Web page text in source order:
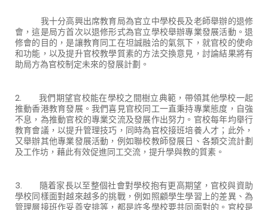
我十分高興出席教育局為官立中學校長及老師舉辦的退修
會，這是局方首次以退修形式為官立學校舉辦專業發展活動。退
修會的目的，是讓教育同工在坦誠融洽的氣氛下，就官校的使命
和功能，以及提升官校教學質素的方法交換意見，討論結果將有
助局方為官校制定未來的發展計劃。
2. 我們期望官校能在學校之間樹立典範，帶領其他學校一起
推動香港教育發展。我們喜見官校同工一直秉持專業態度，自強
不息，為推動官校的專業交流及發展作出努力。官校每年均舉行
教育會議，以提升管理技巧，同時為官校接班培養人才；此外，
又舉辦其他專業發展活動，例如聯校教師發展日、各類交流計劃
及工作坊，藉此有效促進同工交流，提升學與教的質素。
3. 隨着家長以至整個社會對學校抱有更高期望，官校與資助
學校同樣面對越來越多的挑戰，例如照顧學生學習上的差異、為
管理層接班作妥善安排等，都是許多學校要共同面對的。官校是